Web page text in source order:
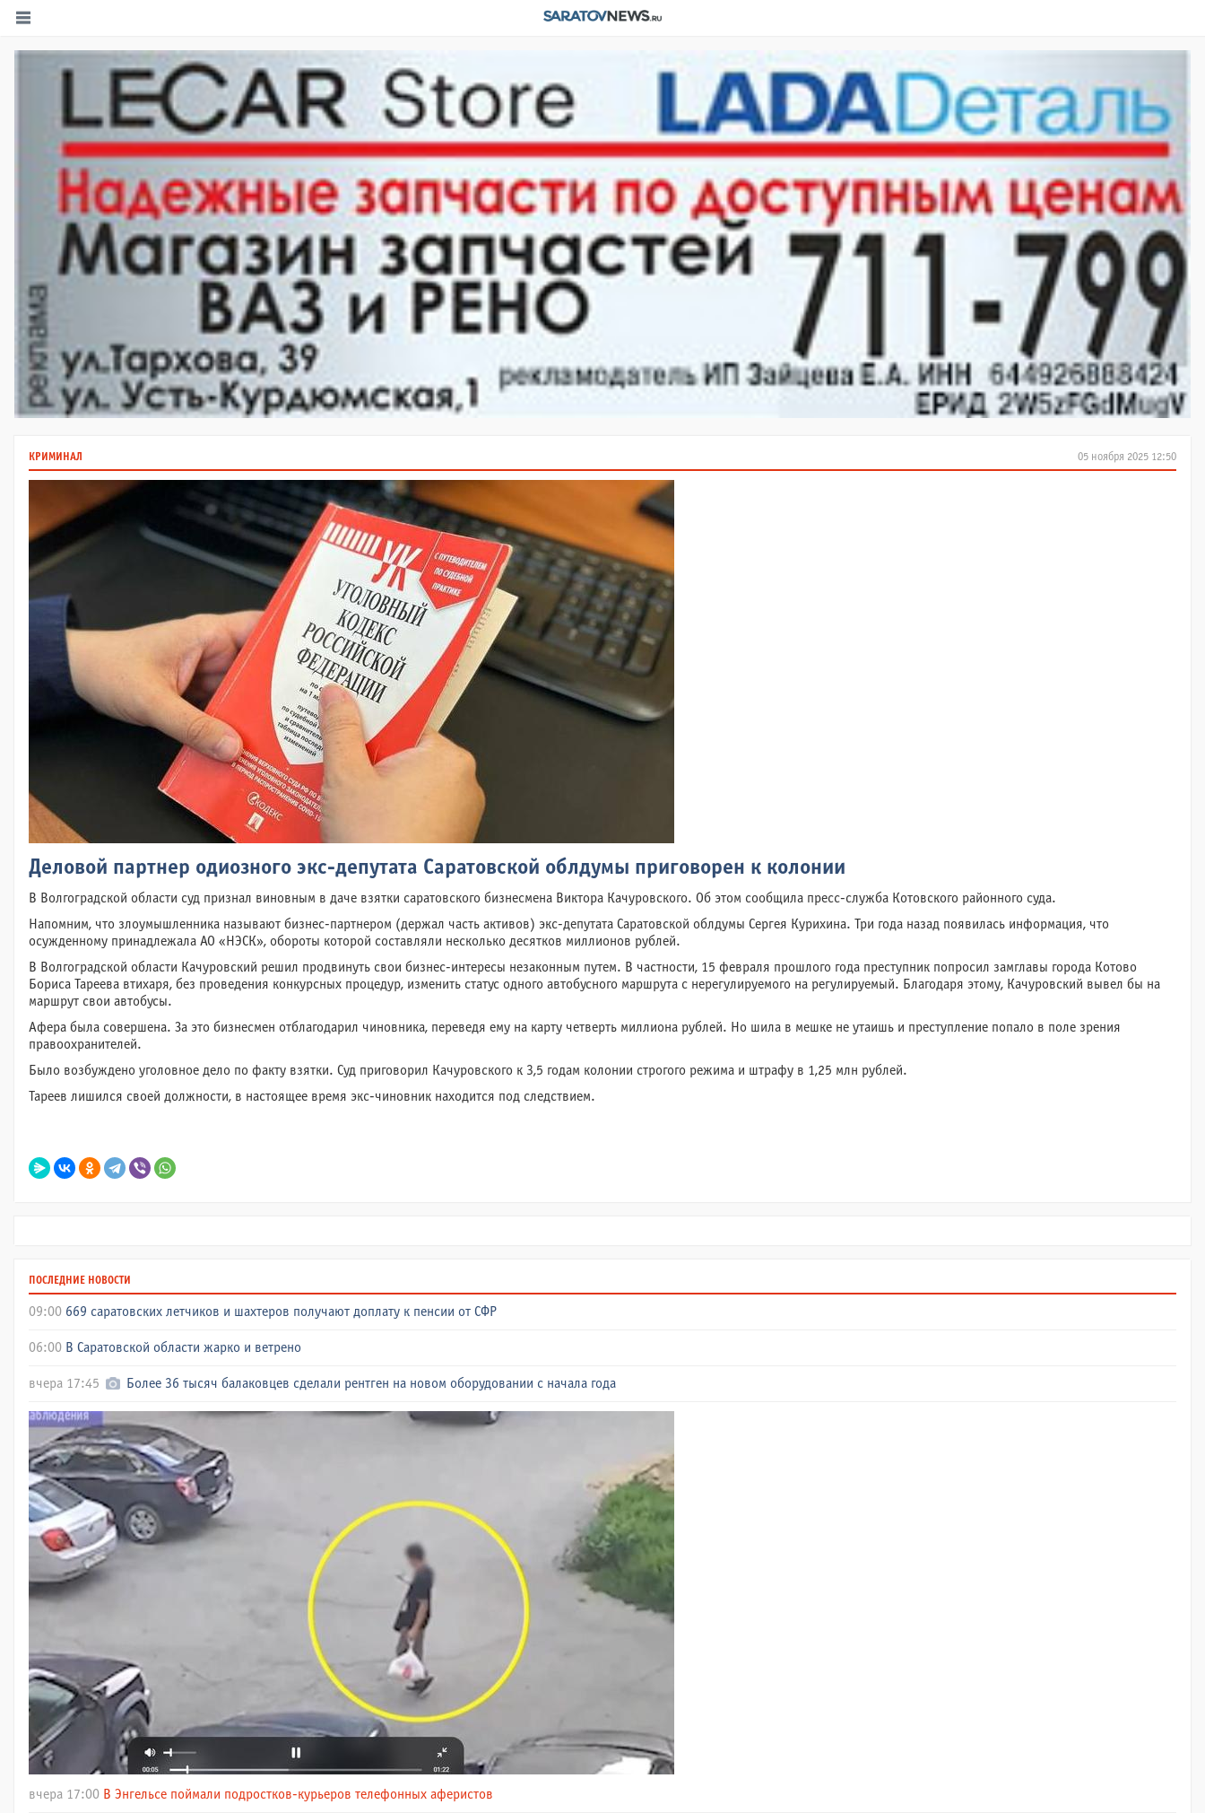
05 ноября 2025 12:50
КРИМИНАЛ
Деловой партнер одиозного экс-депутата Саратовской облдумы приговорен к колонии
В Волгоградской области суд признал виновным в даче взятки саратовского бизнесмена Виктора Качуровского. Об этом сообщила пресс-служба Котовского районного суда.
Напомним, что злоумышленника называют бизнес-партнером (держал часть активов) экс-депутата Саратовской облдумы Сергея Курихина. Три года назад появилась информация, что
осужденному принадлежала АО «НЭСК», обороты которой составляли несколько десятков миллионов рублей.
В Волгоградской области Качуровский решил продвинуть свои бизнес-интересы незаконным путем. В частности, 15 февраля прошлого года преступник попросил замглавы города Котово
Бориса Тареева втихаря, без проведения конкурсных процедур, изменить статус одного автобусного маршрута с нерегулируемого на регулируемый. Благодаря этому, Качуровский вывел бы на
маршрут свои автобусы.
Афера была совершена. За это бизнесмен отблагодарил чиновника, переведя ему на карту четверть миллиона рублей. Но шила в мешке не утаишь и преступление попало в поле зрения
правоохранителей.
Было возбуждено уголовное дело по факту взятки. Суд приговорил Качуровского к 3,5 годам колонии строгого режима и штрафу в 1,25 млн рублей.
Тареев лишился своей должности, в настоящее время экс-чиновник находится под следствием.
ПОСЛЕДНИЕ НОВОСТИ
09:00 669 саратовских летчиков и шахтеров получают доплату к пенсии от СФР
06:00 В Саратовской области жарко и ветрено
вчера 17:45 Более 36 тысяч балаковцев сделали рентген на новом оборудовании с начала года
вчера 17:00 В Энгельсе поймали подростков-курьеров телефонных аферистов